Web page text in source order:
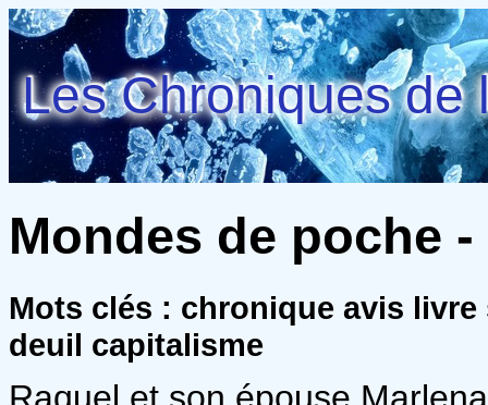
Les Chroniques de
Mondes de poche
Mots clés : chronique avis
deuil capitalisme